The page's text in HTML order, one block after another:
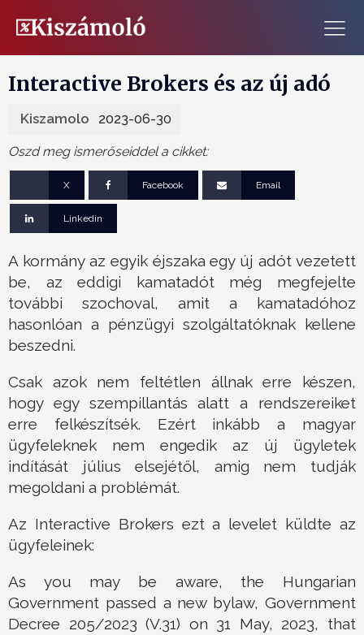
Interactive Brokers és az új adó
Kiszamolo 2023-06-30
Oszd meg ismerőseiddel a cikket:
X Facebook Email
Linkedin
A kormány az egyik éjszaka egy új adót vezetett
be, az eddigi kamatadót még megfejelte
további szochoval, amit a kamatadóhoz
hasonlóan a pénzügyi szolgáltatóknak kellene
beszedni.
Csak azok nem feltétlen állnak erre készen,
hogy egy szempillantás alatt a rendszereiket
erre felkészítsék. Ezért inkább a magyar
ügyfeleknek nem engedik az új ügyletek
indítását július elsejétől, amig nem tudják
megoldani a problémát.
Az Interactive Brokers ezt a levelet küldte az
ügyfeleinek:
As you may be aware, the Hungarian
Government passed a new bylaw, Government
Decree 205/2023 (V.31) on 31 May, 2023, that